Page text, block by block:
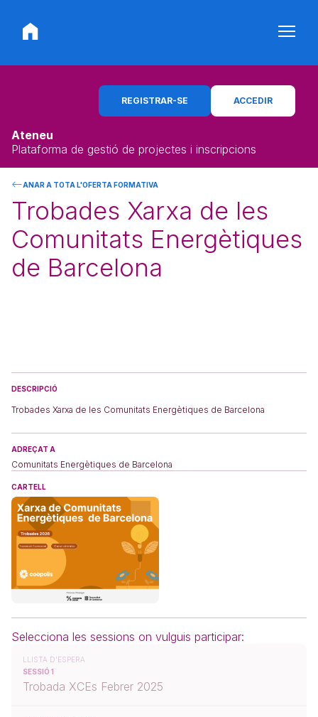
Ateneu
Plataforma de gestió de projectes i inscripcions
REGISTRAR-SE ACCEDIR
ANAR A TOTA L'OFERTA FORMATIVA
Trobades Xarxa de les
Comunitats Energètiques
de Barcelona
DESCRIPCIÓ
Trobades Xarxa de les Comunitats Energètiques de Barcelona
ADREÇAT A
Comunitats Energètiques de Barcelona
CARTELL
Selecciona les sessions on vulguis participar:
SESSIÓ 1
Trobada XCEs Febrer 2025